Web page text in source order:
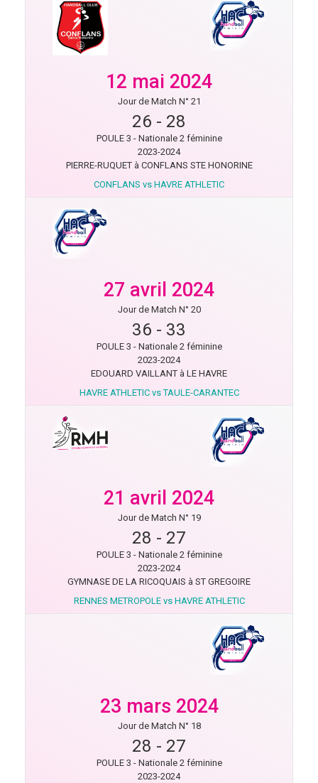
12 mai 2024
Jour de Match N° 21
26 - 28
POULE 3 - Nationale 2 féminine
2023-2024
PIERRE-RUQUET à CONFLANS STE HONORINE
CONFLANS vs HAVRE ATHLETIC
27 avril 2024
Jour de Match N° 20
36 - 33
POULE 3 - Nationale 2 féminine
2023-2024
EDOUARD VAILLANT à LE HAVRE
HAVRE ATHLETIC vs TAULE-CARANTEC
21 avril 2024
Jour de Match N° 19
28 - 27
POULE 3 - Nationale 2 féminine
2023-2024
GYMNASE DE LA RICOQUAIS à ST GREGOIRE
RENNES METROPOLE vs HAVRE ATHLETIC
23 mars 2024
Jour de Match N° 18
28 - 27
POULE 3 - Nationale 2 féminine
2023-2024